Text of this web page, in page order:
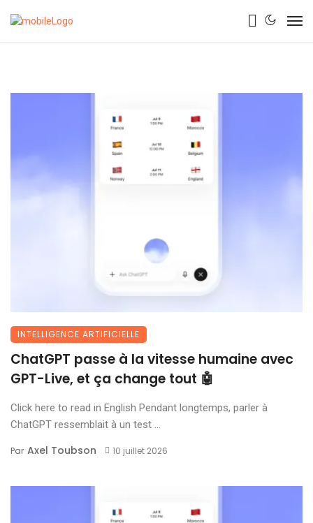
INTELLIGENCE ARTIFICIELLE
ChatGPT passe à la vitesse humaine avec
GPT-Live, et ça change tout 🤖
Click here to read in English Pendant longtemps, parler à
ChatGPT ressemblait à un test ...
Par Axel Toubson 10 juillet 2026